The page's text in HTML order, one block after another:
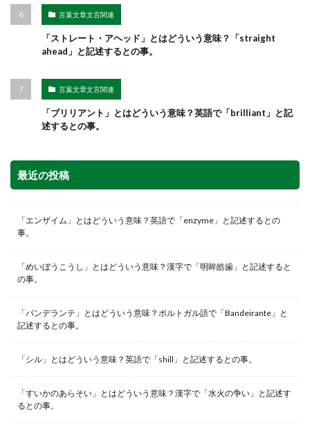
言葉文章文言関連
「ストレート・アヘッド」とはどういう意味？「straight
ahead」と記述するとの事。
言葉文章文言関連
「ブリリアント」とはどういう意味？英語で「brilliant」と記
述するとの事。
最近の投稿
「エンザイム」とはどういう意味？英語で「enzyme」と記述するとの
事。
「めいぼうこうし」とはどういう意味？漢字で「明眸皓歯」と記述すると
の事。
「バンデランテ」とはどういう意味？ポルトガル語で「Bandeirante」と
記述するとの事。
「シル」とはどういう意味？英語で「shill」と記述するとの事。
「すいかのあらそい」とはどういう意味？漢字で「水火の争い」と記述す
るとの事。